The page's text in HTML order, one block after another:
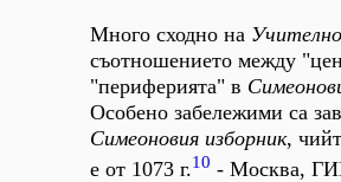
Много сходно на
съотношението между
"периферията" в
Особено забележими са
Симеоновия изборник,
е от 1073 г.10 - Москва,